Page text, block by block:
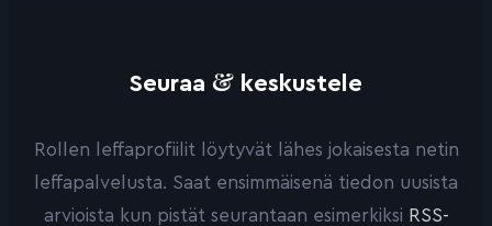
Seuraa & keskustele
Rollen leffaprofiilit löytyvät lähes jokaisesta netin
leffapalvelusta. Saat ensimmäisenä tiedon uusista
arvioista kun pistät seurantaan esimerkiksi RSS-